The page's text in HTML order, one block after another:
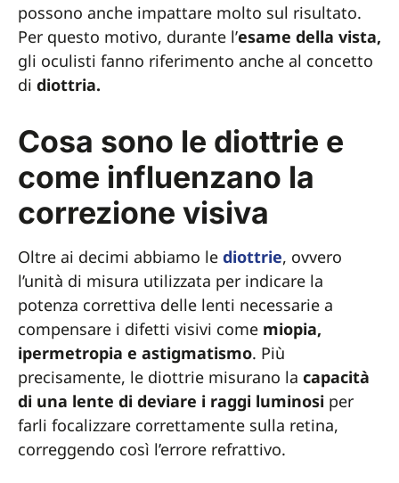
possono anche impattare molto sul risultato.
Per questo motivo, durante l’esame della vista,
gli oculisti fanno riferimento anche al concetto
di diottria.
Cosa sono le diottrie e
come influenzano la
correzione visiva
Oltre ai decimi abbiamo le diottrie, ovvero
l’unità di misura utilizzata per indicare la
potenza correttiva delle lenti necessarie a
compensare i difetti visivi come miopia,
ipermetropia e astigmatismo. Più
precisamente, le diottrie misurano la capacità
di una lente di deviare i raggi luminosi per
farli focalizzare correttamente sulla retina,
correggendo così l’errore refrattivo.